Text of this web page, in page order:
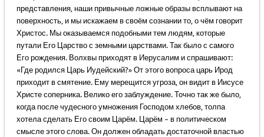
представления, наши привычные ложные образы всплывают на
поверхность, и мы искажаем в своём сознании то, о чём говорит
Христос. Мы оказываемся подобными тем людям, которые
путали Его Царство с земными царствами. Так было с самого
Его рождения. Волхвы приходят в Иерусалим и спрашивают:
«Где родился Царь Иудейский?» От этого вопроса царь Ирод
приходит в смятение. Ему мерещится угроза, он видит в Иисусе
Христе соперника. Велико его заблуждение. Точно так же было,
когда после чудесного умножения Господом хлебов, толпа
хотела сделать Его своим Царём. Царём – в политическом
смысле этого слова. Он должен обладать достаточной властью